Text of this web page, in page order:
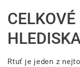
Rtuť je jeden z